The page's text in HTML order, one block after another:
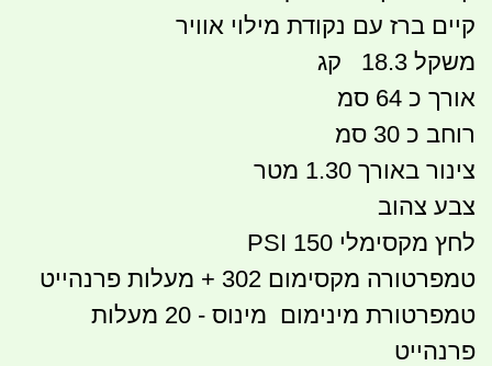
קיים ברז עם נקודת מילוי אוויר
משקל 18.3 קג
אורך כ 64 סמ
רוחב כ 30 סמ
צינור באורך 1.30 מטר
צבע צהוב
לחץ מקסימלי 150 PSI
טמפרטורה מקסימום 302 + מעלות פרנהייט
טמפרטורת מינימום מינוס - 20 מעלות
פרנהייט